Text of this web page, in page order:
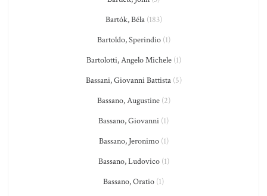
Bartók, Béla(183)
Bartoldo, Sperindio(1)
Bartolotti, Angelo Michele(1)
Bassani, Giovanni Battista(5)
Bassano, Augustine(2)
Bassano, Giovanni (1)
Bassano, Jeronimo(1)
Bassano, Ludovico(1)
Bassano, Oratio (1)